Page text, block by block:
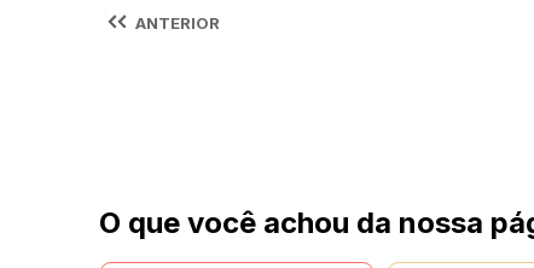
ANTERIOR
O que você achou da nossa